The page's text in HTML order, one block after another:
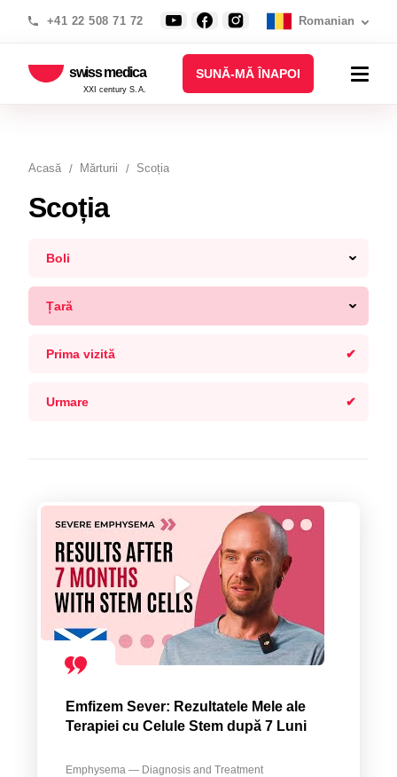
+41 22 508 71 72 Romanian
swiss medica
XXI century S.A.
SUNĂ-MĂ ÎNAPOI
Acasă Mărturii Scoția
Scoția
Boli
Țară
Prima vizită
Urmare
Emfizem Sever: Rezultatele Mele ale
Terapiei cu Celule Stem după 7 Luni
Emphysema — Diagnosis and Treatment